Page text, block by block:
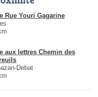
Rue Youri Gagarine
aux lettres Chemin des
Debat